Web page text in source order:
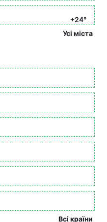
+24°
Усі міста
Всі країни